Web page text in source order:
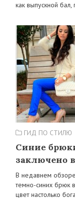
как выпускной
ГИД ПО СТИЛЮ
Синие
заключено
В недавнем
темно-синих брюк
цвет настолько